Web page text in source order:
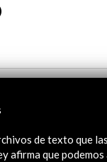
de texto que
afirma que